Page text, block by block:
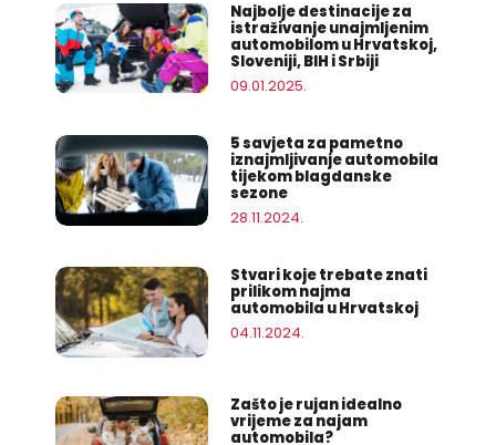
Najbolje destinacije za
istraživanje unajmljenim
automobilom u Hrvatskoj,
Sloveniji, BIH i Srbiji
09.01.2025.
5 savjeta za pametno
iznajmljivanje automobila
tijekom blagdanske
sezone
28.11.2024.
Stvari koje trebate znati
prilikom najma
automobila u Hrvatskoj
04.11.2024.
Zašto je rujan idealno
vrijeme za najam
automobila?